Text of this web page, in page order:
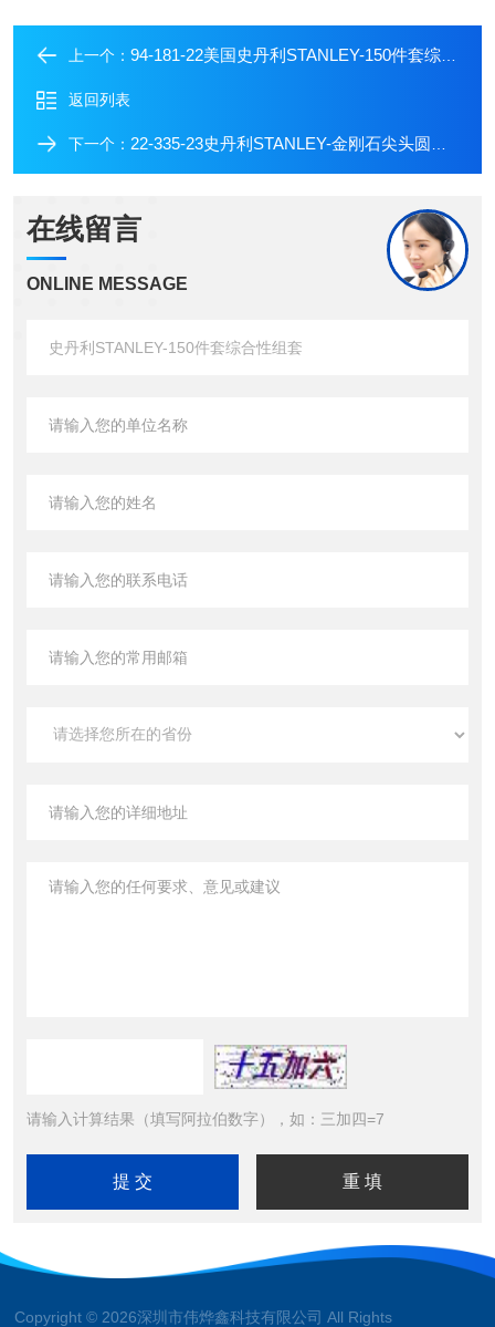
上一个： 94-181-22美国史丹利STANLEY-150件套综合性组套
返回列表
下一个： 22-335-23史丹利STANLEY-金刚石尖头圆锉刀
在线留言
ONLINE MESSAGE
请输入计算结果（填写阿拉伯数字），如：三加四=7
Copyright © 2026深圳市伟烨鑫科技有限公司 All Rights